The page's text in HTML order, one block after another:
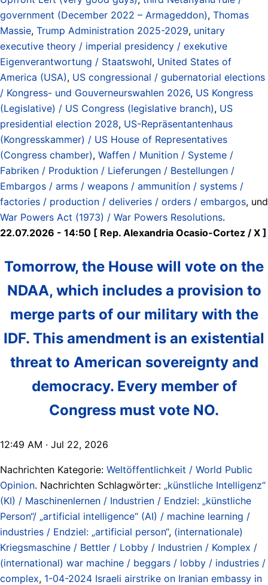
government (December 2022 – Armageddon), Thomas
Massie, Trump Administration 2025-2029, unitary
executive theory / imperial presidency / exekutive
Eigenverantwortung / Staatswohl, United States of
America (USA), US congressional / gubernatorial elections
/ Kongress- und Gouverneurswahlen 2026, US Kongress
(Legislative) / US Congress (legislative branch), US
presidential election 2028, US-Repräsentantenhaus
(Kongresskammer) / US House of Representatives
(Congress chamber), Waffen / Munition / Systeme /
Fabriken / Produktion / Lieferungen / Bestellungen /
Embargos / arms / weapons / ammunitíon / systems /
factories / production / deliveries / orders / embargos, und
War Powers Act (1973) / War Powers Resolutions.
22.07.2026 - 14:50 [ Rep. Alexandria Ocasio-Cortez / X ]
Tomorrow, the House will vote on the
NDAA, which includes a provision to
merge parts of our military with the
IDF. This amendment is an existential
threat to American sovereignty and
democracy. Every member of
Congress must vote NO.
12:49 AM · Jul 22, 2026
Nachrichten Kategorie: Weltöffentlichkeit / World Public
Opinion. Nachrichten Schlagwörter: „künstliche Intelligenz“
(KI) / Maschinenlernen / Industrien / Endziel: „künstliche
Person“/ „artificial intelligence“ (AI) / machine learning /
industries / Endziel: „artificial person“, (internationale)
Kriegsmaschine / Bettler / Lobby / Industrien / Komplex /
(international) war machine / beggars / lobby / industries /
complex, 1-04-2024 Israeli airstrike on Iranian embassy in